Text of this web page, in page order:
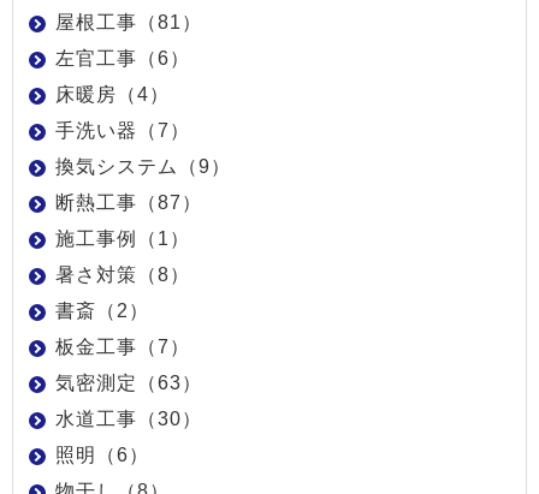
屋根工事（81）
左官工事（6）
床暖房（4）
手洗い器（7）
換気システム（9）
断熱工事（87）
施工事例（1）
暑さ対策（8）
書斎（2）
板金工事（7）
気密測定（63）
水道工事（30）
照明（6）